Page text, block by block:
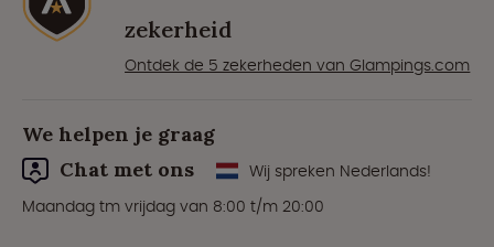
zekerheid
Ontdek de 5 zekerheden van Glampings.com
We helpen je graag
Chat met ons
Wij spreken Nederlands!
Maandag tm vrijdag van 8:00 t/m 20:00